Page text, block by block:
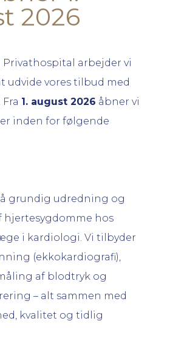
2026
Privathospital arbejder vi
udvide vores tilbud med
1. august 2026 åbner vi
inden for følgende
grundig udredning og
hjertesygdomme hos
i kardiologi. Vi tilbyder
(ekkokardiografi),
af blodtryk og
– alt sammen med
kvalitet og tidlig